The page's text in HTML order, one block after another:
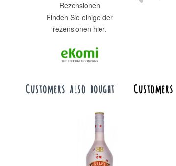
Rezensionen
finden Sie einige der
rezensionen hier.
Customers also bought